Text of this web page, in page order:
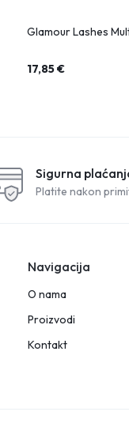
Glamour Lashes
17,85€
Sigurna
Platite nakon
Navigacija
O nama
Proizvodi
Kontakt